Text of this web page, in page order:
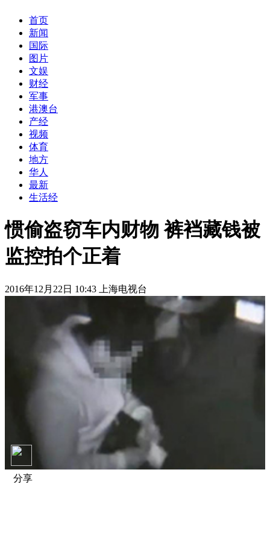
首页
新闻
国际
图片
文娱
财经
军事
港澳台
产经
视频
体育
地方
华人
最新
生活经
惯偷盗窃车内财物 裤裆藏钱被
监控拍个正着
2016年12月22日 10:43 上海电视台
分享